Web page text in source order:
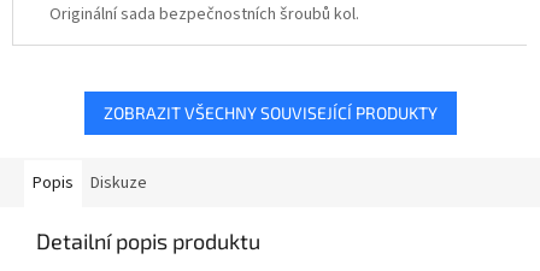
Originální sada bezpečnostních šroubů kol.
ZOBRAZIT VŠECHNY SOUVISEJÍCÍ PRODUKTY
Popis Diskuze
Detailní popis produktu